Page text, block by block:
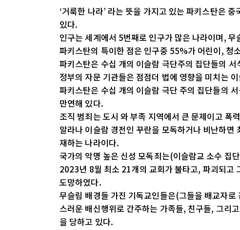
‘거룩한 나라’ 라는 뜻을 가지고 있는 파키스탄은
있다.
인구는 세계에서 5번째로 인구가 많은 나라이며,
파키스탄의 특이한 점은 인구중 55%가 어린이, 청
파키스탄은 수십 개의 이슬람 극단주의 집단들의 서
정부의 자문 기관들은 점점더 법에 영향을 미치는
파키스탄은 수십 개의 이슬람 극단 주의 집단들의
만연해 있다.
조직 범죄는 도시 와 부족 지역에서 큰 문제이고 폭
알라나 이슬람 경전인 꾸란을 모독하거나 비난하
재하는 나라이다.
국가의 악명 높은 신성 모독죄는(이슬람교 소수 집
2023년 8월 최소 21개의 교회가 불타고, 파괴되고
도망하였다.
무슬림 배경들 가진 기독교인들은(그들을 배교자
스러운 배신행위로 간주하는 가족들, 친구들, 그리
을 당하고 있다.